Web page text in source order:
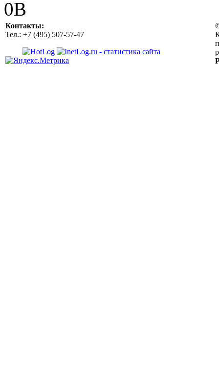
Контакты:
Тел.: +7 (495) 507-57-47